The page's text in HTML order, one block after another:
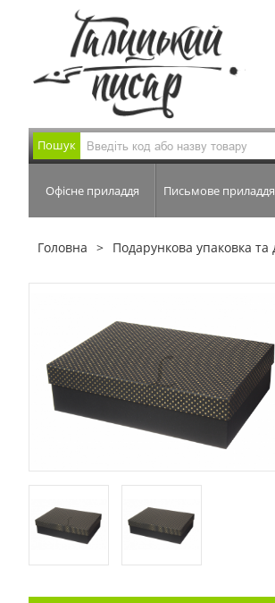
Пошук
Офісне приладдя Письмове приладдя
Головна Подарункова упаковка та